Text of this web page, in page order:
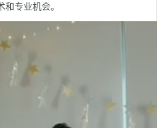
专业机会。